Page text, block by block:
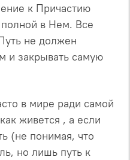
к Причастию
в Нем. Все
не должен
и закрывать самую
в мире ради самой
живется , а если
(не понимая, что
но лишь путь к